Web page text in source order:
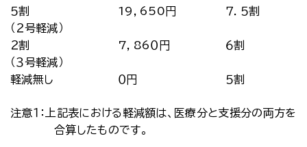
５割
（２号軽減）
19，650円 ７．５割
２割
（３号軽減）
7，86０円 ６割
軽減無し ０円 ５割
注意１：上記表における軽減額は、医療分と支援分の両方を
合算したものです。